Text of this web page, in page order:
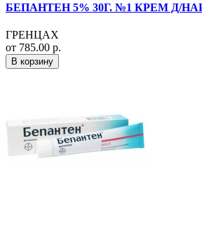
БЕПАНТЕН 5% 30Г. №1 КРЕМ Д/
ГРЕНЦАХ
от 785.00 р.
В корзину